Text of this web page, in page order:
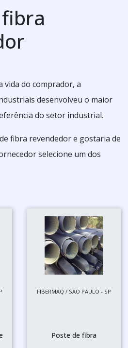
vida do comprador, a
desenvolveu o maior
do setor industrial.
fibra revendedor e gostaria de
selecione um dos
FIBERMAQ / SÃO PAULO - SP
Poste de fibra